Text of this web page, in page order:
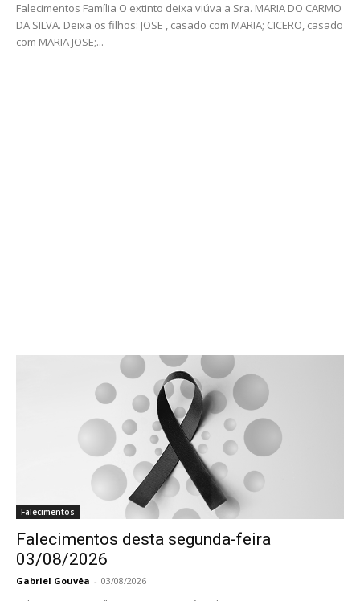
Falecimentos Família O extinto deixa viúva a Sra. MARIA DO CARMO
DA SILVA. Deixa os filhos: JOSE , casado com MARIA; CICERO, casado
com MARIA JOSE;...
Falecimentos
Falecimentos desta segunda-feira
03/08/2026
Gabriel Gouvêa - 03/08/2026